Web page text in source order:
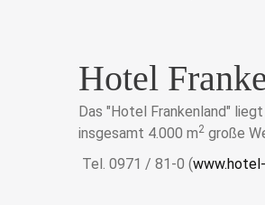
Hotel
Das "Hotel Frankenland"
insgesamt 4.000 m2 große
Tel. 0971 / 81-0 (